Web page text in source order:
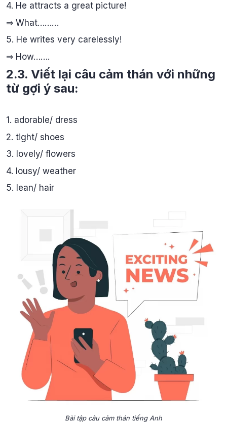
4. He attracts a great picture!
⇒ What………
5. He writes very carelessly!
⇒ How…….
2.3. Viết lại câu cảm thán với những
từ gợi ý sau:
1. adorable/ dress
2. tight/ shoes
3. lovely/ flowers
4. lousy/ weather
5. lean/ hair
Bài tập câu cảm thán tiếng Anh